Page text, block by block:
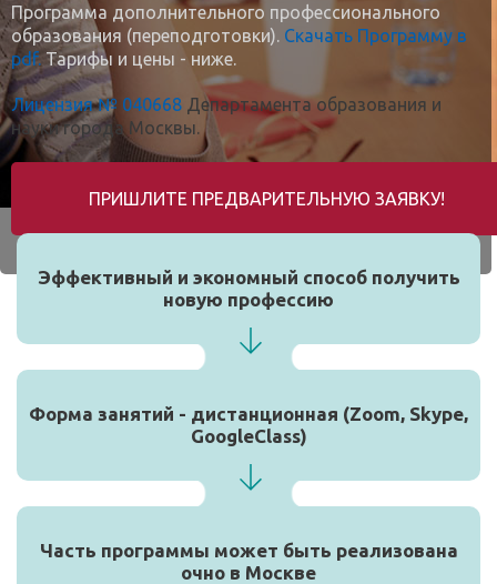
Программа дополнительного профессионального
образования (переподготовки). Скачать Программу в
pdf. Тарифы и цены - ниже.
Лицензия № 040668 Департамента образования и
науки города Москвы.
ПРИШЛИТЕ ПРЕДВАРИТЕЛЬНУЮ ЗАЯВКУ!
Эффективный и экономный способ получить
новую профессию
Форма занятий - дистанционная (Zoom, Skype,
GoogleClass)
Часть программы может быть реализована
очно в Москве